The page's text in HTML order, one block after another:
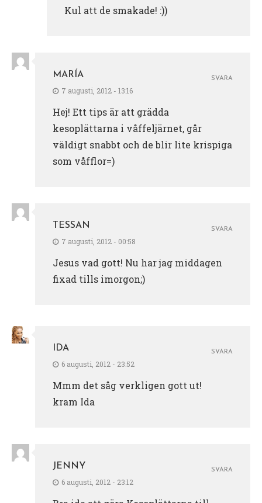
Kul att de smakade! :))
MARÍA
7 augusti, 2012 - 13:16
Hej! Ett tips är att grädda
kesoplättarna i våffeljärnet, går
väldigt snabbt och de blir lite krispiga
som våfflor=)
SVARA
TESSAN
7 augusti, 2012 - 00:58
Jesus vad gott! Nu har jag middagen
fixad tills imorgon;)
SVARA
IDA
6 augusti, 2012 - 23:52
Mmm det såg verkligen gott ut!
kram Ida
SVARA
JENNY
6 augusti, 2012 - 23:12
SVARA